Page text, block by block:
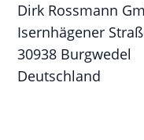
Dirk Rossmann
Isernhägener
30938 Burgwedel
Deutschland